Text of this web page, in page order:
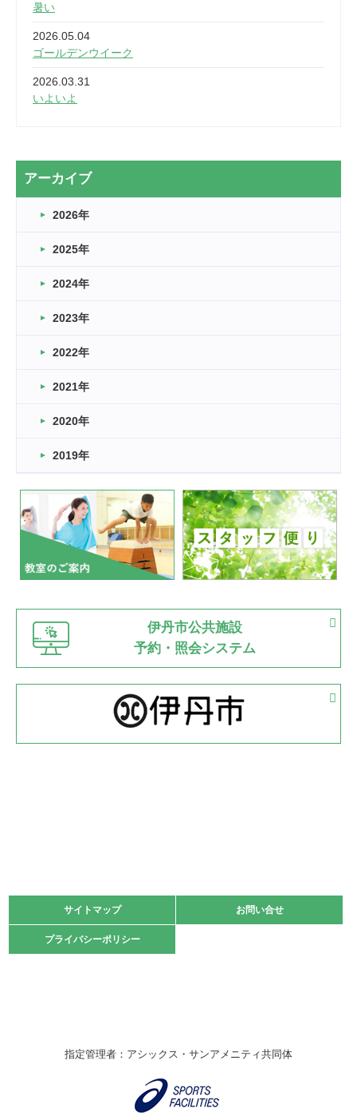
暑い
2026.05.04
ゴールデンウイーク
2026.03.31
いよいよ
2026.03.20
なぎなた
2026.03.16
車いすバスケとRくんのお話
卒業・卒園の季節★
2026.03.11
緑ケ丘体育館
2022.11.03
緑ケ丘体育館
いたっぼーる大会☆彡
緑ケ丘体育館
2022.07.03
市内総合体育大会が開始
緑ケ丘体育館 猪名川運動広場
古池運動広場
2022.06.12
県知事杯争奪バレーボール大会が開催
緑ケ丘体育館
2022.05.05
体育協会長杯 バドミントン競技の部
2022.05.22
緑ケ丘体育館
2021.10.23
卓球選手権大会ラージボールの部開催☆
伊丹市総合体育大会 バレーボール大会が開催されました
アーカイブ
2026年
2025年
2024年
2023年
2022年
2021年
2020年
2019年
伊丹市公共施設
予約・照会システム
サイトマップ お問い合せ
プライバシーポリシー
サイトマップ お問い合せ
プライバシーポリシー
指定管理者：アシックス・サンアメニティ共同体